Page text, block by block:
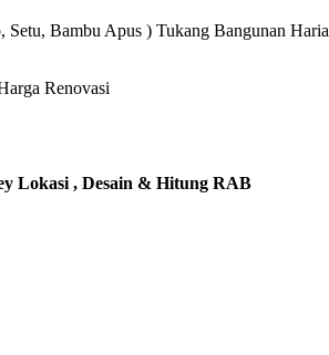
Bambu Apus ) Tukang Bangunan
Lokasi , Desain & Hitung RAB